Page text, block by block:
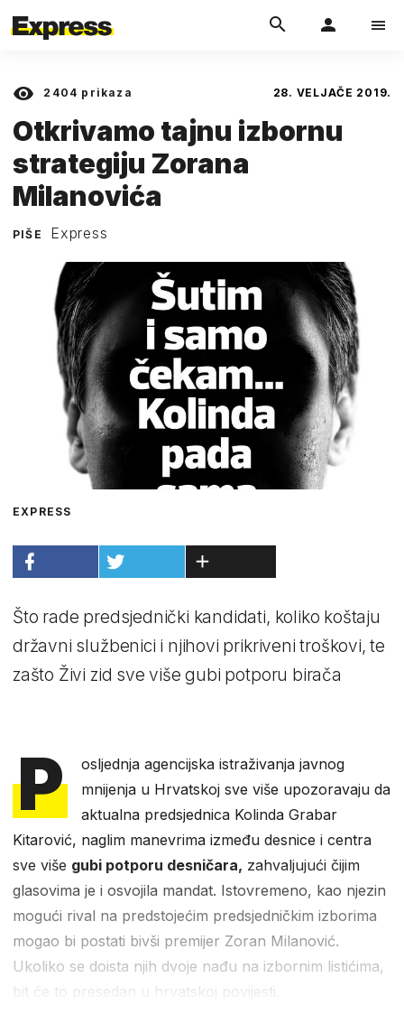
2404 prikaza 28. VELJAČE 2019.
Otkrivamo tajnu izbornu
strategiju Zorana
Milanovića
PIŠE Express
EXPRESS
Što rade predsjednički kandidati, koliko koštaju
državni službenici i njihovi prikriveni troškovi, te
zašto Živi zid sve više gubi potporu birača
P
osljednja agencijska istraživanja javnog
mnijenja u Hrvatskoj sve više upozoravaju da
aktualna predsjednica Kolinda Grabar
Kitarović, naglim manevrima između desnice i centra
sve više gubi potporu desničara, zahvaljujući čijim
glasovima je i osvojila mandat. Istovremeno, kao njezin
mogući rival na predstojećim predsjedničkim izborima
mogao bi postati bivši premijer Zoran Milanović.
Ukoliko se doista njih dvoje nađu na izbornim listićima,
bit će to presedan u hrvatskoj povijesti.